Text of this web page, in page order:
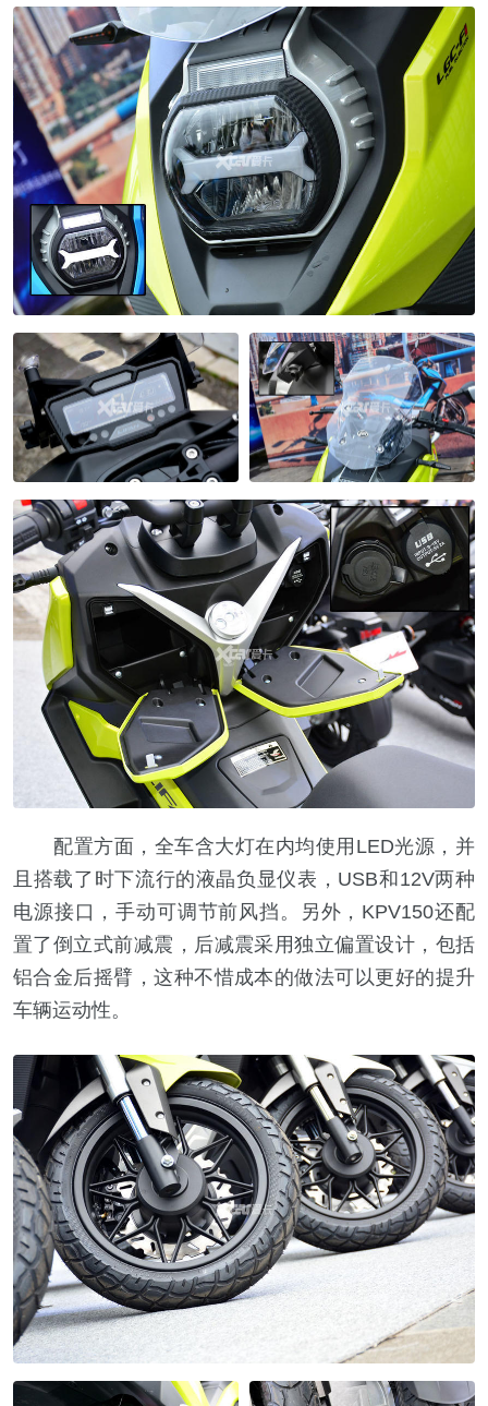
配置方面，全车含大灯在内均使用LED光源，并
且搭载了时下流行的液晶负显仪表，USB和12V两种
电源接口，手动可调节前风挡。另外，KPV150还配
置了倒立式前减震，后减震采用独立偏置设计，包括
铝合金后摇臂，这种不惜成本的做法可以更好的提升
车辆运动性。